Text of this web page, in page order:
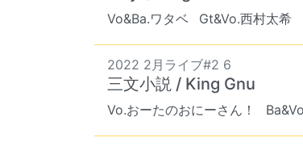
Vo&Ba.ワタベ Gt&Vo.西村太希
2022 2月ライブ#2 6
三文小説 / King Gnu
Vo.おーたのおにーさん！